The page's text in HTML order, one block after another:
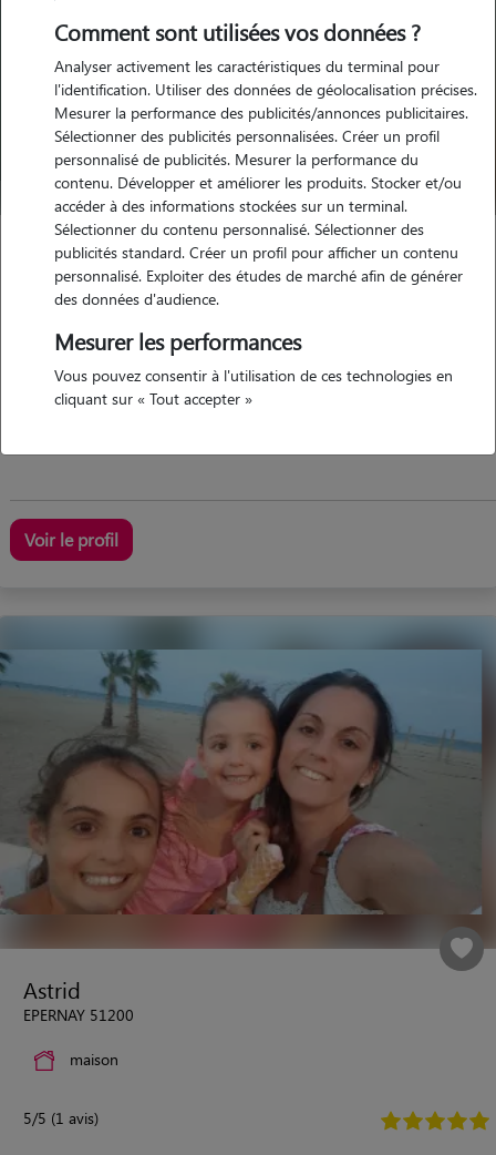
Alexandra
Épernay 51200
5/5 (2 avis)
Voir le profil
Astrid
EPERNAY 51200
maison
5/5 (1 avis)
Comment sont utilisées vos données ?
Analyser activement les caractéristiques du terminal pour
l'identification. Utiliser des données de géolocalisation précises.
Mesurer la performance des publicités/annonces publicitaires.
Sélectionner des publicités personnalisées. Créer un profil
personnalisé de publicités. Mesurer la performance du
contenu. Développer et améliorer les produits. Stocker et/ou
accéder à des informations stockées sur un terminal.
Sélectionner du contenu personnalisé. Sélectionner des
publicités standard. Créer un profil pour afficher un contenu
personnalisé. Exploiter des études de marché afin de générer
des données d'audience.
Mesurer les performances
Vous pouvez consentir à l'utilisation de ces technologies en
cliquant sur « Tout accepter »